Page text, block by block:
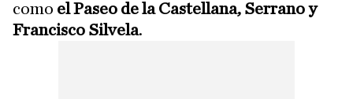
como el Paseo de la Castellana, Serrano y
Francisco Silvela.